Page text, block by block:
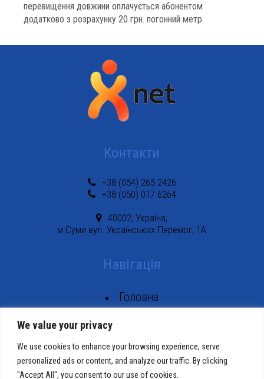
We value your privacy
We use cookies to enhance your browsing experience, serve
personalized ads or content, and analyze our traffic. By clicking
"Accept All", you consent to our use of cookies.
перевищення довжини оплачується абонентом
додатково з розрахунку 20 грн. погонний метр.
Контакти
+38 (054) 265 2426
+38 (050) 017 6264
40002, Україна,
м.Суми вул. Українських Перемог, 1А
Навігація
Головна
Контакти